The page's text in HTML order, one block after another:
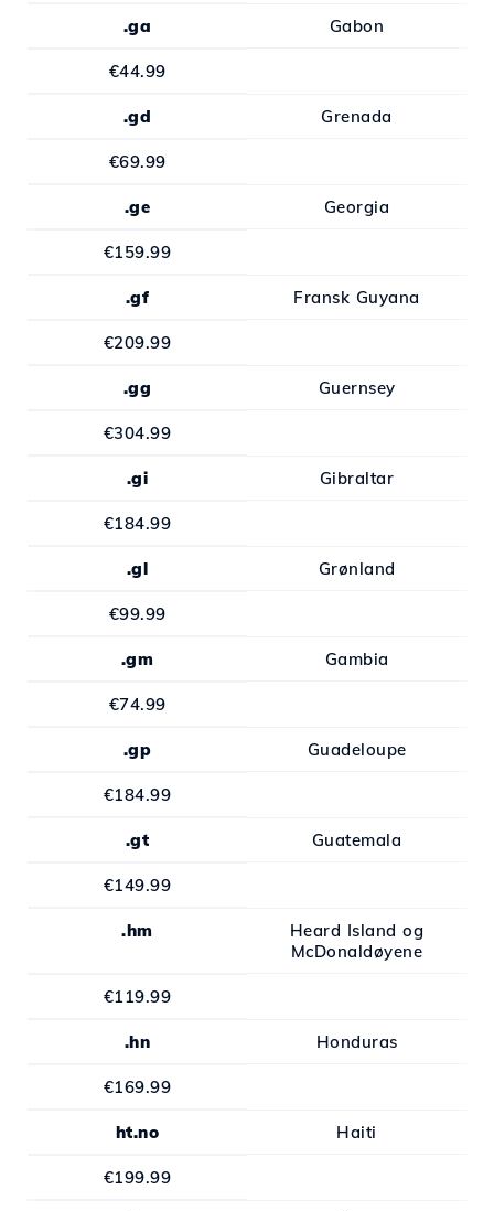
.ga Gabon
€44.99
.gd Grenada
€69.99
.ge Georgia
€159.99
.gf Fransk Guyana
€209.99
.gg Guernsey
€304.99
.gi Gibraltar
€184.99
.gl Grønland
€99.99
.gm Gambia
€74.99
.gp Guadeloupe
€184.99
.gt Guatemala
€149.99
.hm
Heard Island og
McDonaldøyene
€119.99
.hn Honduras
€169.99
ht.no Haiti
€199.99